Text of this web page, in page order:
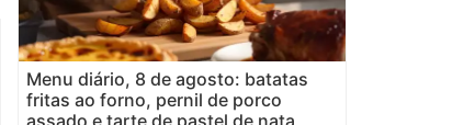
Menu diário, 8 de agosto: batatas
fritas ao forno, pernil de porco
assado e tarte de pastel de nata